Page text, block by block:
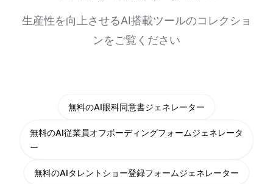
生産性を向上させるAI搭載ツールのコレクショ
ンをご覧ください
無料のAI眼科同意書ジェネレーター
無料のAI従業員オフボーディングフォームジェネレータ
ー
無料のAIタレントショー登録フォームジェネレーター